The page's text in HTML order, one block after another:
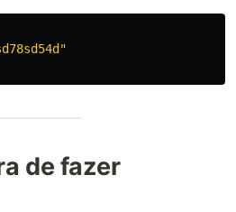
de fazer